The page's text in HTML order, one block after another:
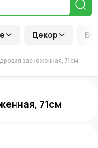
Декор
заснеженная, 71см
71см